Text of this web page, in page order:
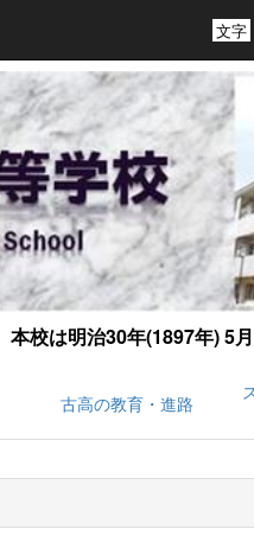
文字
本校は明治30年(1897年) 5
古高の教育・進路